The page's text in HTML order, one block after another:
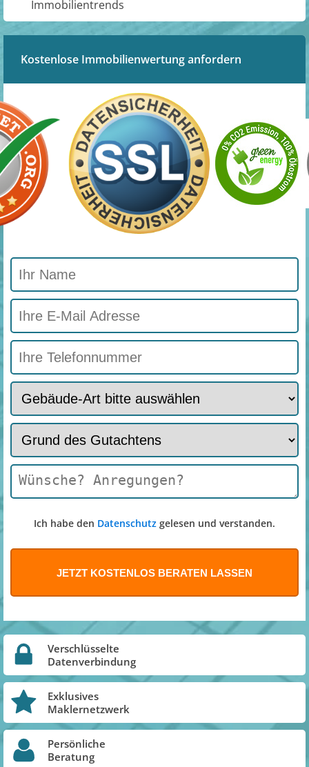
Immobilientrends
Kostenlose Immobilienwertung anfordern
Ich habe den Datenschutz gelesen und verstanden.
Verschlüsselte
Datenverbindung
Exklusives
Maklernetzwerk
Persönliche
Beratung